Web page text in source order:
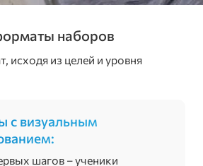
наборов
исходя из целей и уровня
с визуальным
шагов – ученики